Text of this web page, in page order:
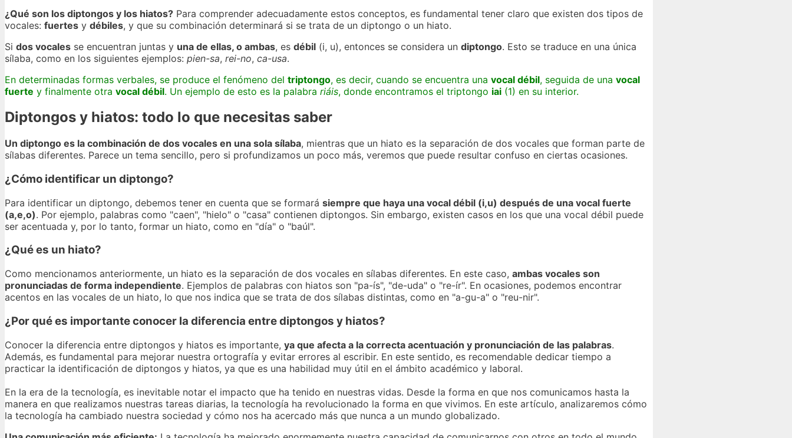
¿Qué son los diptongos y los hiatos? Para comprender adecuadamente estos conceptos, es fundamental tener claro que existen dos tipos de
vocales: fuertes y débiles, y que su combinación determinará si se trata de un diptongo o un hiato.
Si dos vocales se encuentran juntas y una de ellas, o ambas, es débil (i, u), entonces se considera un diptongo. Esto se traduce en una única
sílaba, como en los siguientes ejemplos: pien-sa, rei-no, ca-usa.
En determinadas formas verbales, se produce el fenómeno del triptongo, es decir, cuando se encuentra una vocal débil, seguida de una vocal
fuerte y finalmente otra vocal débil. Un ejemplo de esto es la palabra riáis, donde encontramos el triptongo iai (1) en su interior.
Diptongos y hiatos: todo lo que necesitas saber
Un diptongo es la combinación de dos vocales en una sola sílaba, mientras que un hiato es la separación de dos vocales que forman parte de
sílabas diferentes. Parece un tema sencillo, pero si profundizamos un poco más, veremos que puede resultar confuso en ciertas ocasiones.
¿Cómo identificar un diptongo?
Para identificar un diptongo, debemos tener en cuenta que se formará siempre que haya una vocal débil (i,u) después de una vocal fuerte
(a,e,o). Por ejemplo, palabras como "caen", "hielo" o "casa" contienen diptongos. Sin embargo, existen casos en los que una vocal débil puede
ser acentuada y, por lo tanto, formar un hiato, como en "día" o "baúl".
¿Qué es un hiato?
Como mencionamos anteriormente, un hiato es la separación de dos vocales en sílabas diferentes. En este caso, ambas vocales son
pronunciadas de forma independiente. Ejemplos de palabras con hiatos son "pa-ís", "de-uda" o "re-ír". En ocasiones, podemos encontrar
acentos en las vocales de un hiato, lo que nos indica que se trata de dos sílabas distintas, como en "a-gu-a" o "reu-nir".
¿Por qué es importante conocer la diferencia entre diptongos y hiatos?
Conocer la diferencia entre diptongos y hiatos es importante, ya que afecta a la correcta acentuación y pronunciación de las palabras.
Además, es fundamental para mejorar nuestra ortografía y evitar errores al escribir. En este sentido, es recomendable dedicar tiempo a
practicar la identificación de diptongos y hiatos, ya que es una habilidad muy útil en el ámbito académico y laboral.
En la era de la tecnología, es inevitable notar el impacto que ha tenido en nuestras vidas. Desde la forma en que nos comunicamos hasta la
manera en que realizamos nuestras tareas diarias, la tecnología ha revolucionado la forma en que vivimos. En este artículo, analizaremos cómo
la tecnología ha cambiado nuestra sociedad y cómo nos ha acercado más que nunca a un mundo globalizado.